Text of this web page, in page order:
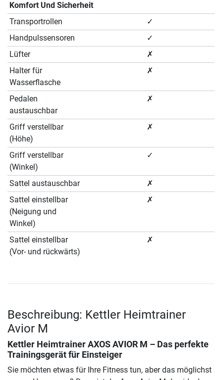
Komfort Und Sicherheit
Transportrollen
✓
Handpulssensoren
✓
Lüfter
✗
Halter für
Wasserflasche
✗
Pedalen
austauschbar
✗
Griff verstellbar
(Höhe)
✗
Griff verstellbar
(Winkel)
✓
Sattel austauschbar
✗
Sattel einstellbar
(Neigung und
Winkel)
✗
Sattel einstellbar
(Vor- und rückwärts)
✗
Beschreibung: Kettler Heimtrainer
Avior M
Kettler Heimtrainer AXOS AVIOR M – Das perfekte
Trainingsgerät für Einsteiger
Sie möchten etwas für Ihre Fitness tun, aber das möglichst